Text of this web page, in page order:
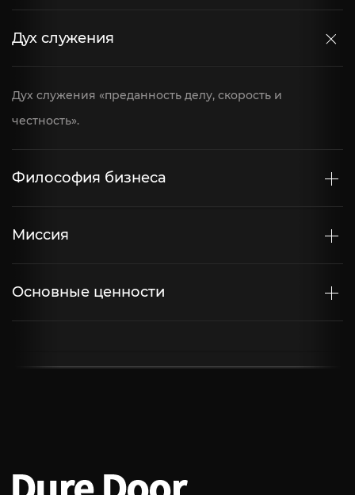
Дух служения
Дух служения «преданность делу, скорость и
честность».
Философия бизнеса
Миссия
Основные ценности